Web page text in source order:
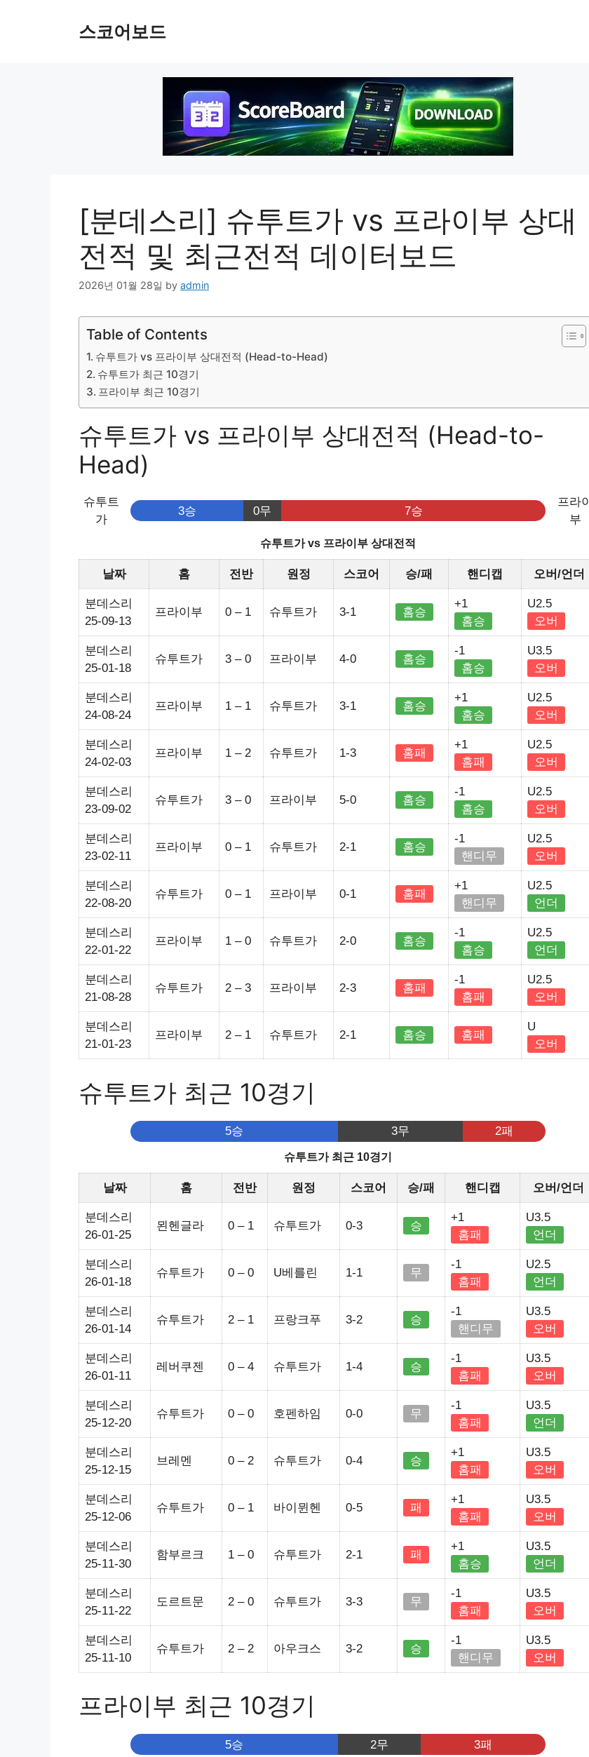
스코어보드
[분데스리] 슈투트가 vs 프라이부 상대
전적 및 최근전적 데이터보드
2026년 01월 28일 by admin
Table of Contents
슈투트가 vs 프라이부 상대전적 (Head-to-Head)
슈투트가 최근 10경기
프라이부 최근 10경기
슈투트가 vs 프라이부 상대전적 (Head-to-
Head)
슈투트
가
3승 0무 7승
프라이
부
슈투트가 vs 프라이부 상대전적
날짜 홈 전반 원정 스코어 승/패 핸디캡 오버/언더
분데스리
25-09-13
프라이부 0 – 1 슈투트가 3-1 홈승
+1
홈승
U2.5
오버
분데스리
25-01-18
슈투트가 3 – 0 프라이부 4-0 홈승
-1
홈승
U3.5
오버
분데스리
24-08-24
프라이부 1 – 1 슈투트가 3-1 홈승
+1
홈승
U2.5
오버
분데스리
24-02-03
프라이부 1 – 2 슈투트가 1-3 홈패
+1
홈패
U2.5
오버
분데스리
23-09-02
슈투트가 3 – 0 프라이부 5-0 홈승
-1
홈승
U2.5
오버
분데스리
23-02-11
프라이부 0 – 1 슈투트가 2-1 홈승
-1
핸디무
U2.5
오버
분데스리
22-08-20
슈투트가 0 – 1 프라이부 0-1 홈패
+1
핸디무
U2.5
언더
분데스리
22-01-22
프라이부 1 – 0 슈투트가 2-0 홈승
-1
홈승
U2.5
언더
분데스리
21-08-28
슈투트가 2 – 3 프라이부 2-3 홈패
-1
홈패
U2.5
오버
분데스리
21-01-23
프라이부 2 – 1 슈투트가 2-1 홈승 홈패
U
오버
슈투트가 최근 10경기
5승 3무 2패
슈투트가 최근 10경기
날짜 홈 전반 원정 스코어 승/패 핸디캡 오버/언더
분데스리
26-01-25
묀헨글라 0 – 1 슈투트가 0-3 승
+1
홈패
U3.5
언더
분데스리
26-01-18
슈투트가 0 – 0 U베를린 1-1 무
-1
홈패
U2.5
언더
분데스리
26-01-14
슈투트가 2 – 1 프랑크푸 3-2 승
-1
핸디무
U3.5
오버
분데스리
26-01-11
레버쿠젠 0 – 4 슈투트가 1-4 승
-1
홈패
U3.5
오버
분데스리
25-12-20
슈투트가 0 – 0 호펜하임 0-0 무
-1
홈패
U3.5
언더
분데스리
25-12-15
브레멘 0 – 2 슈투트가 0-4 승
+1
홈패
U3.5
오버
분데스리
25-12-06
슈투트가 0 – 1 바이뮌헨 0-5 패
+1
홈패
U3.5
오버
분데스리
25-11-30
함부르크 1 – 0 슈투트가 2-1 패
+1
홈승
U3.5
언더
분데스리
25-11-22
도르트문 2 – 0 슈투트가 3-3 무
-1
홈패
U3.5
오버
분데스리
25-11-10
슈투트가 2 – 2 아우크스 3-2 승
-1
핸디무
U3.5
오버
프라이부 최근 10경기
5승 2무 3패